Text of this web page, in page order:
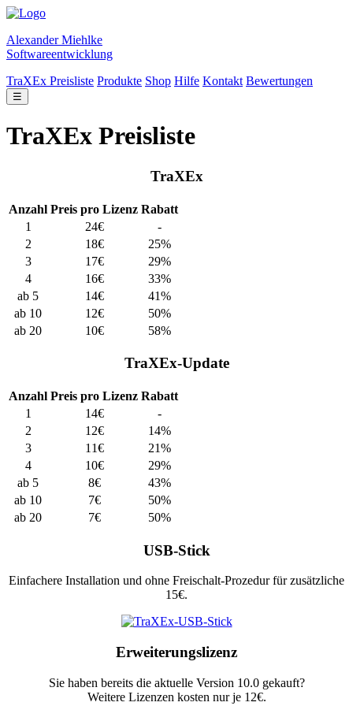
Alexander Miehlke
Softwareentwicklung
TraXEx Preisliste Produkte Shop Hilfe Kontakt Bewertungen
☰
TraXEx Preisliste
TraXEx
Anzahl Preis pro Lizenz Rabatt
1
24€
-
2
18€
25%
3
17€
29%
4
16€
33%
ab 5
14€
41%
ab 10
12€
50%
ab 20
10€ 58%
TraXEx-Update
Anzahl Preis pro Lizenz Rabatt
1
14€
-
2
12€
14%
3
11€
21%
4
10€
29%
ab 5
8€
43%
ab 10
7€
50%
ab 20
7€ 50%
USB-Stick
Einfachere Installation und ohne Freischalt-Prozedur für zusätzliche
15€.
Erweiterungslizenz
Sie haben bereits die aktuelle Version 10.0 gekauft?
Weitere Lizenzen kosten nur je 12€.